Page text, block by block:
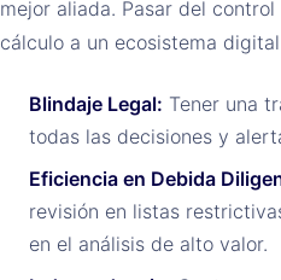
mejor aliada. Pasar del
cálculo a un ecosistema
Blindaje Legal: Tener una
todas las decisiones y
Eficiencia en Debida
revisión en listas
en el análisis de alto valor.